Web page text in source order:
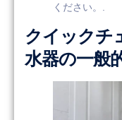
ください。.
クイックチ
水器の一般